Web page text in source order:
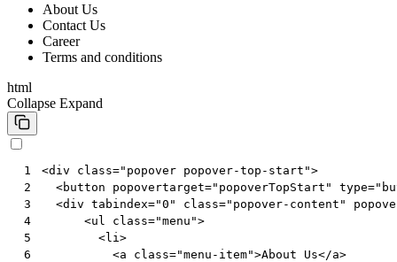
About Us
Contact Us
Career
Terms and conditions
html
Collapse Expand
1
2
3
4
5
6
<div class="popover popover-top-start">
<button popovertarget="popoverTopStart" type=
<div tabindex="0" class="popover-content"
<ul class="menu">
<li >
<a class="menu-item">About Us</a>